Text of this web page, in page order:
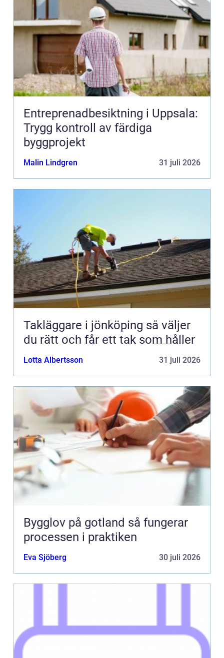
Entreprenadbesiktning i Uppsala:
Trygg kontroll av färdiga
byggprojekt
Malin Lindgren 31 juli 2026
Takläggare i jönköping så väljer
du rätt och får ett tak som håller
Lotta Albertsson 31 juli 2026
Bygglov på gotland så fungerar
processen i praktiken
Eva Sjöberg 30 juli 2026